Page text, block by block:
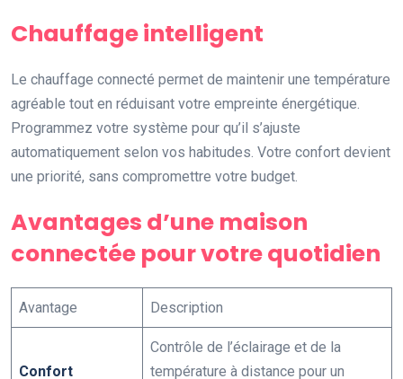
Chauffage intelligent
Le chauffage connecté permet de maintenir une température
agréable tout en réduisant votre empreinte énergétique.
Programmez votre système pour qu’il s’ajuste
automatiquement selon vos habitudes. Votre confort devient
une priorité, sans compromettre votre budget.
Avantages d’une maison
connectée pour votre quotidien
Avantage Description
Confort
Contrôle de l’éclairage et de la
température à distance pour un